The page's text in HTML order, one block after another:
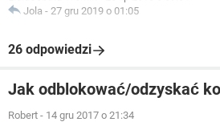
Jola - 27 gru 2019 o 01:05
26 odpowiedzi
Jak odblokować/odzyskać
Robert - 14 gru 2017 o 21:34